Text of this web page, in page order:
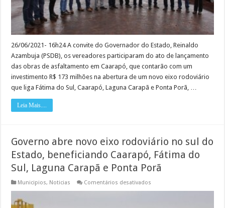
26/06/2021- 16h24 A convite do Governador do Estado, Reinaldo
Azambuja (PSDB), os vereadores participaram do ato de lançamento
das obras de asfaltamento em Caarapó, que contarão com um
investimento R$ 173 milhões na abertura de um novo eixo rodoviário
que liga Fátima do Sul, Caarapó, Laguna Carapã e Ponta Porã, …
Leia Mais....
Governo abre novo eixo rodoviário no sul do
Estado, beneficiando Caarapó, Fátima do
Sul, Laguna Carapã e Ponta Porã
Municipios, Noticias Comentários desativados